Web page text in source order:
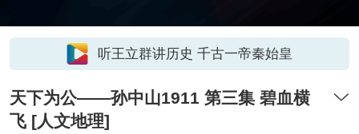
听王立群讲历史 千古一帝秦始皇
天下为公——孙中山1911 第三集 碧血横
飞 [人文地理]